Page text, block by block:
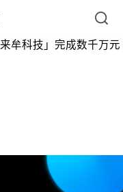
牟科技」完成数千万元